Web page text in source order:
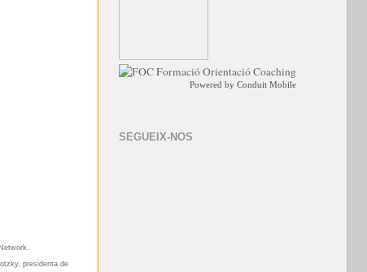
presidenta de
Powered by Conduit Mobile
SEGUEIX-NOS